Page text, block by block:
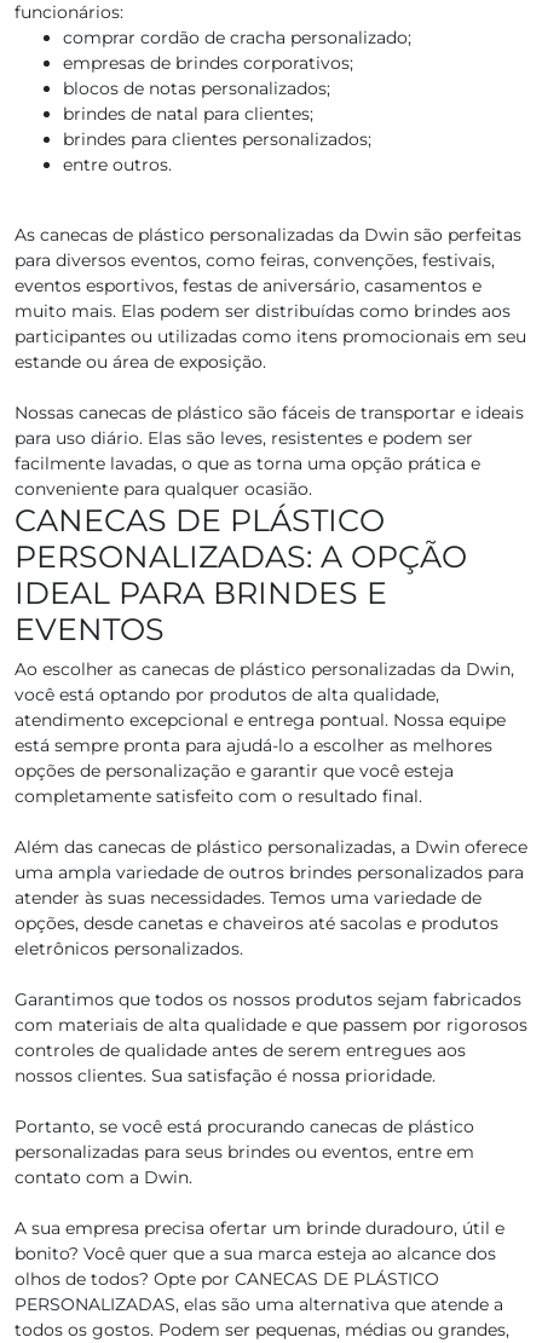
funcionários:
comprar cordão de cracha personalizado;
empresas de brindes corporativos;
blocos de notas personalizados;
brindes de natal para clientes;
brindes para clientes personalizados;
entre outros.
As canecas de plástico personalizadas da Dwin são perfeitas
para diversos eventos, como feiras, convenções, festivais,
eventos esportivos, festas de aniversário, casamentos e
muito mais. Elas podem ser distribuídas como brindes aos
participantes ou utilizadas como itens promocionais em seu
estande ou área de exposição.
Nossas canecas de plástico são fáceis de transportar e ideais
para uso diário. Elas são leves, resistentes e podem ser
facilmente lavadas, o que as torna uma opção prática e
conveniente para qualquer ocasião.
CANECAS DE PLÁSTICO
PERSONALIZADAS: A OPÇÃO
IDEAL PARA BRINDES E
EVENTOS
Ao escolher as canecas de plástico personalizadas da Dwin,
você está optando por produtos de alta qualidade,
atendimento excepcional e entrega pontual. Nossa equipe
está sempre pronta para ajudá-lo a escolher as melhores
opções de personalização e garantir que você esteja
completamente satisfeito com o resultado final.
Além das canecas de plástico personalizadas, a Dwin oferece
uma ampla variedade de outros brindes personalizados para
atender às suas necessidades. Temos uma variedade de
opções, desde canetas e chaveiros até sacolas e produtos
eletrônicos personalizados.
Garantimos que todos os nossos produtos sejam fabricados
com materiais de alta qualidade e que passem por rigorosos
controles de qualidade antes de serem entregues aos
nossos clientes. Sua satisfação é nossa prioridade.
Portanto, se você está procurando canecas de plástico
personalizadas para seus brindes ou eventos, entre em
contato com a Dwin.
A sua empresa precisa ofertar um brinde duradouro, útil e
bonito? Você quer que a sua marca esteja ao alcance dos
olhos de todos? Opte por CANECAS DE PLÁSTICO
PERSONALIZADAS, elas são uma alternativa que atende a
todos os gostos. Podem ser pequenas, médias ou grandes,